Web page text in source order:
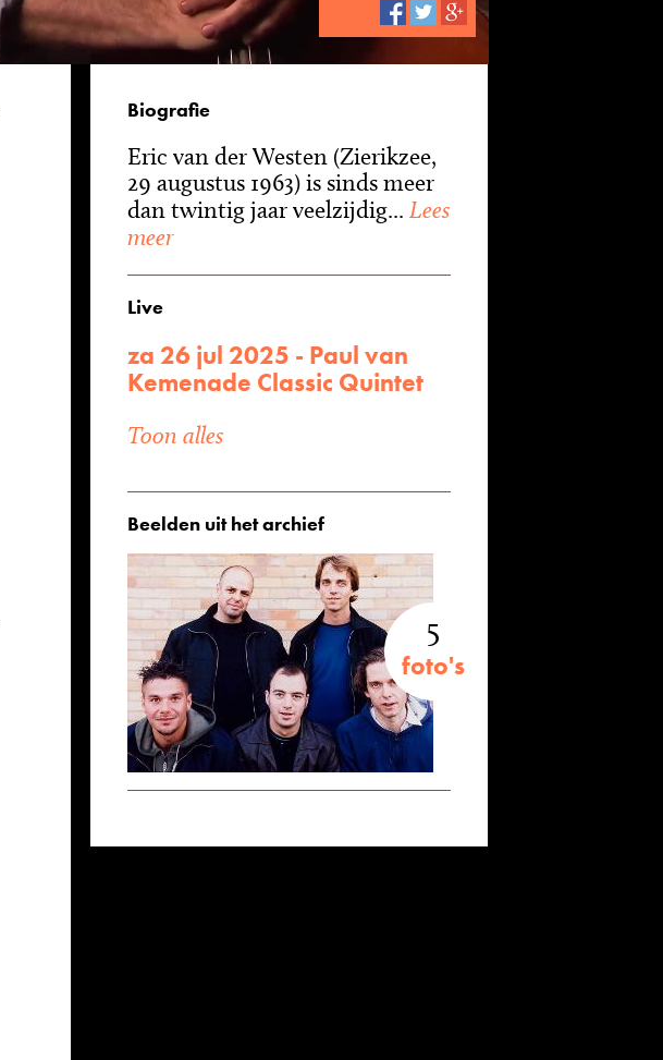
Biografie
Eric van der Westen (Zierikzee,
29 augustus 1963) is sinds meer
dan twintig jaar veelzijdig... Lees
meer
Live
za 26 jul 2025 - Paul van
Kemenade Classic Quintet
Toon alles
Beelden uit het archief
5
foto's